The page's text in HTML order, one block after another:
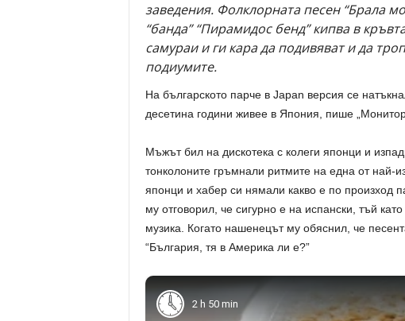
заведения. Фолклорната песен “Брала
“банда” “Пирамидос бенд” кипва в
самураи и ги кара да подивяват и да
подиумите.
На българското парче в Japan версия се
десетина години живее в Япония, пише
Мъжът бил на дискотека с колеги японци и
тонколоните гръмнали ритмите на една от най-
японци и хабер си нямали какво е по произход
му отговорил, че сигурно е на испански, тъй
музика. Когато нашенецът му обяснил, че
“България, тя в Америка ли е?”
2 h 50 min